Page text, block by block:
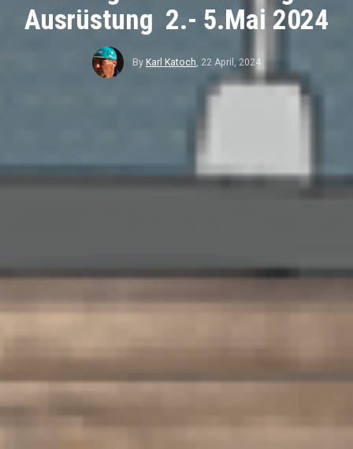
Ausrüstung 2.- 5.Mai 2024
By Karl Katoch 22 April, 2024